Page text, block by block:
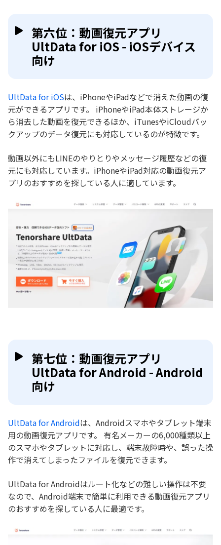
第六位：動画復元アプリ
UltData for iOS - iOSデバイス
向け
UltData for iOSは、iPhoneやiPadなどで消えた動画の復
元ができるアプリです。 iPhoneやiPad本体ストレージか
ら消去した動画を復元できるほか、iTunesやiCloudバッ
クアップのデータ復元にも対応しているのが特徴です。
動画以外にもLINEのやりとりやメッセージ履歴などの復
元にも対応しています。iPhoneやiPad対応の動画復元ア
プリのおすすめを探している人に適しています。
第七位：動画復元アプリ
UltData for Android - Android
向け
UltData for Androidは、Androidスマホやタブレット端末
用の動画復元アプリです。 有名メーカーの6,000種類以上
のスマホやタブレットに対応し、端末故障時や、誤った操
作で消えてしまったファイルを復元できます。
UltData for Androidはルート化などの難しい操作は不要
なので、Android端末で簡単に利用できる動画復元アプリ
のおすすめを探している人に最適です。